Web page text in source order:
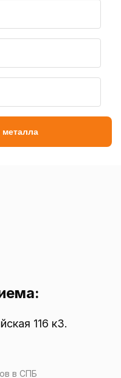
металла
116 к3.
в СПБ